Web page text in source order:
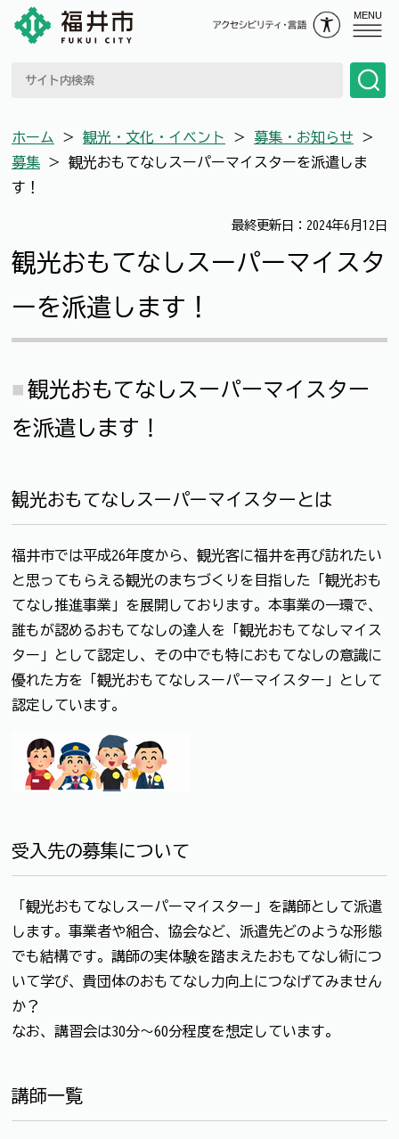
MENU
ホーム ＞ 観光・文化・イベント ＞ 募集・お知らせ ＞
募集 ＞ 観光おもてなしスーパーマイスターを派遣しま
す！
最終更新日：2024年6月12日
観光おもてなしスーパーマイスタ
ーを派遣します！
観光おもてなしスーパーマイスター
を派遣します！
観光おもてなしスーパーマイスターとは
福井市では平成26年度から、観光客に福井を再び訪れたい
と思ってもらえる観光のまちづくりを目指した「観光おも
てなし推進事業」を展開しております。本事業の一環で、
誰もが認めるおもてなしの達人を「観光おもてなしマイス
ター」として認定し、その中でも特におもてなしの意識に
優れた方を「観光おもてなしスーパーマイスター」として
認定しています。
受入先の募集について
「観光おもてなしスーパーマイスター」を講師として派遣
します。事業者や組合、協会など、派遣先どのような形態
でも結構です。講師の実体験を踏まえたおもてなし術につ
いて学び、貴団体のおもてなし力向上につなげてみません
か？
なお、講習会は30分～60分程度を想定しています。
講師一覧